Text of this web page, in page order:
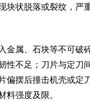
块状脱落或裂纹，严
金属、石块等不可破
性不足；刀片与定刀
偏摆后撞击机壳或定
料强度及限。